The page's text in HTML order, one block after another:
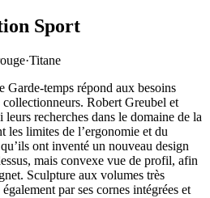
Sport
·Titane
Garde-temps répond aux besoins
Robert Greubel et
recherches dans le domaine de la
les limites de l’ergonomie et du
ont inventé un nouveau design
mais convexe vue de profil, afin
Sculpture aux volumes très
par ses cornes intégrées et